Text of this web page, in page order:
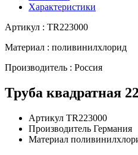
Характеристики
Артикул : TR223000
Материал : поливинилхлорид
Производитель : Россия
Труба квадратная
Артикул TR223000
Производитель Германия
Материал